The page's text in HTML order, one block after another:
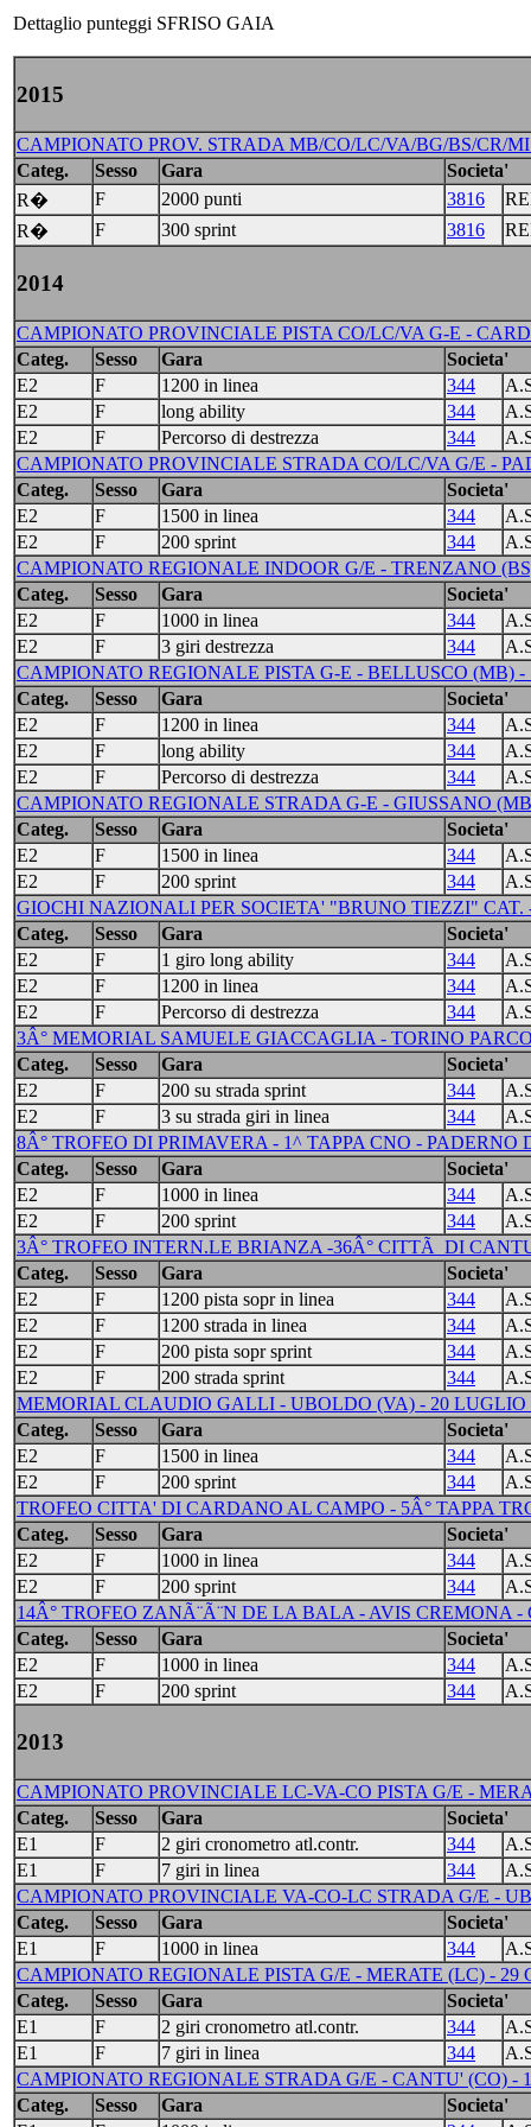
Dettaglio punteggi SFRISO GAIA
2015
CAMPIONATO PROV. STRADA MB/CO/LC/VA/BG/BS/CR/
Categ.
Sesso Gara
Societa'
R�
F 2000 punti 3816
R�
F 300 sprint 3816
2014
CAMPIONATO PROVINCIALE PISTA CO/LC/VA G-E -
Categ.
Sesso Gara
Societa'
E2
F 1200 in linea 344
E2
F long ability 344
E2
F Percorso di destrezza 344
CAMPIONATO PROVINCIALE STRADA CO/LC/VA G/E -
Categ.
Sesso Gara
Societa'
E2
F 1500 in linea 344
E2
F 200 sprint 344
CAMPIONATO REGIONALE INDOOR G/E - TRENZANO
Categ.
Sesso Gara
Societa'
E2
F 1000 in linea 344
E2
F 3 giri destrezza 344
CAMPIONATO REGIONALE PISTA G-E - BELLUSCO (MB) -
Categ.
Sesso Gara
Societa'
E2
F 1200 in linea 344
E2
F long ability 344
E2
F Percorso di destrezza 344
CAMPIONATO REGIONALE STRADA G-E - GIUSSANO
Categ.
Sesso Gara
Societa'
E2
F 1500 in linea 344
E2
F 200 sprint 344
GIOCHI NAZIONALI PER SOCIETA' "BRUNO TIEZZI" CAT.
Categ.
Sesso Gara
Societa'
E2
F 1 giro long ability 344
E2
F 1200 in linea 344
E2
F Percorso di destrezza 344
3Â° MEMORIAL SAMUELE GIACCAGLIA - TORINO
Categ.
Sesso Gara
Societa'
E2
F 200 su strada sprint 344
E2
F 3 su strada giri in linea 344
8Â° TROFEO DI PRIMAVERA - 1^ TAPPA CNO - PADERNO
Categ.
Sesso Gara
Societa'
E2
F 1000 in linea 344
E2
F 200 sprint 344
3Â° TROFEO INTERN.LE BRIANZA -36Â° CITTÃ DI
Categ.
Sesso Gara
Societa'
E2
F 1200 pista sopr in linea 344
E2
F 1200 strada in linea 344
E2
F 200 pista sopr sprint 344
E2
F 200 strada sprint 344
MEMORIAL CLAUDIO GALLI - UBOLDO (VA) - 20 LUGLIO
Categ.
Sesso Gara
Societa'
E2
F 1500 in linea 344
E2
F 200 sprint 344
TROFEO CITTA' DI CARDANO AL CAMPO - 5Â° TAPPA
Categ.
Sesso Gara
Societa'
E2
F 1000 in linea 344
E2
F 200 sprint 344
14Â° TROFEO ZANÃ¨Ã¨N DE LA BALA - AVIS CREMONA -
Categ.
Sesso Gara
Societa'
E2
F 1000 in linea 344
E2
F 200 sprint 344
2013
CAMPIONATO PROVINCIALE LC-VA-CO PISTA G/E -
Categ.
Sesso Gara
Societa'
E1
F 2 giri cronometro atl.contr. 344
E1
F 7 giri in linea 344
CAMPIONATO PROVINCIALE VA-CO-LC STRADA G/E -
Categ.
Sesso Gara
Societa'
E1
F 1000 in linea 344
CAMPIONATO REGIONALE PISTA G/E - MERATE (LC) - 29
Categ.
Sesso Gara
Societa'
E1
F 2 giri cronometro atl.contr. 344
E1
F 7 giri in linea 344
CAMPIONATO REGIONALE STRADA G/E - CANTU' (CO) -
Categ.
Sesso Gara
Societa'